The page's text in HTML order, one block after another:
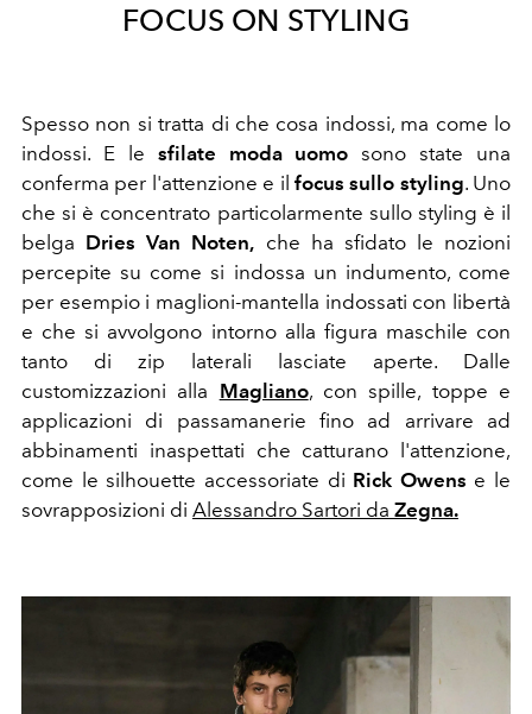
FOCUS ON STYLING
Spesso non si tratta di che cosa indossi, ma come lo
indossi. E le sfilate moda uomosono state una
conferma per l'attenzione e il focus sullo styling. Uno
che si è concentrato particolarmente sullo styling è il
belga Dries Van Noten, che ha sfidatole nozioni
percepite su come si indossa un indumento, come
per esempio i maglioni-mantella indossati con libertà
e che si avvolgono intorno alla figura maschile con
tanto di zip laterali lasciate aperte. Dalle
customizzazioni alla Magliano, con spille, toppe e
applicazioni di passamanerie fino ad arrivare ad
abbinamenti inaspettati che catturano l'attenzione,
come le silhouette accessoriate di Rick Owens e le
sovrapposizioni di Alessandro Sartori da Zegna.